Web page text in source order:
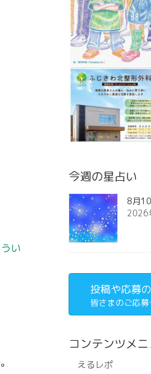
い
今週の星占い
8月
2026
投稿や応募
皆さまのご応
コンテンツメ
えるレポ